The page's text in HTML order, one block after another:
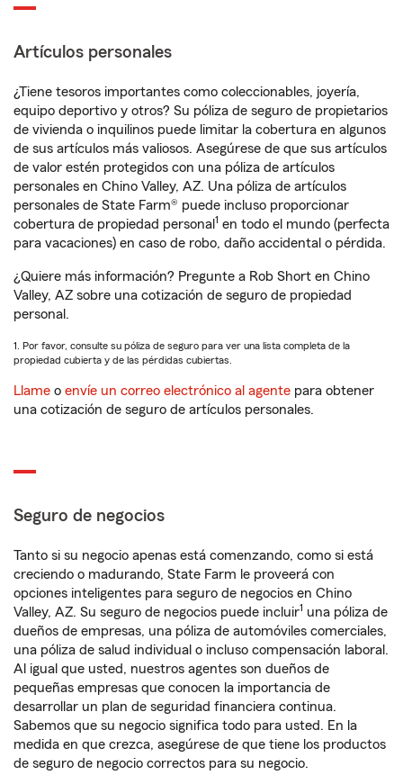
Artículos personales
¿Tiene tesoros importantes como coleccionables, joyería,
equipo deportivo y otros? Su póliza de seguro de propietarios
de vivienda o inquilinos puede limitar la cobertura en algunos
de sus artículos más valiosos. Asegúrese de que sus artículos
de valor estén protegidos con una póliza de artículos
personales en Chino Valley, AZ. Una póliza de artículos
personales de State Farm® puede incluso proporcionar
cobertura de propiedad personal 1 en todo el mundo (perfecta
para vacaciones) en caso de robo, daño accidental o pérdida.
¿Quiere más información? Pregunte a Rob Short en Chino
Valley, AZ sobre una cotización de seguro de propiedad
personal.
1. Por favor, consulte su póliza de seguro para ver una lista completa de la
propiedad cubierta y de las pérdidas cubiertas.
Llame o envíe un correo electrónico al agente para obtener
una cotización de seguro de artículos personales.
Seguro de negocios
Tanto si su negocio apenas está comenzando, como si está
creciendo o madurando, State Farm le proveerá con
opciones inteligentes para seguro de negocios en Chino
Valley, AZ. Su seguro de negocios puede incluir1 una póliza de
dueños de empresas, una póliza de automóviles comerciales,
una póliza de salud individual o incluso compensación laboral.
Al igual que usted, nuestros agentes son dueños de
pequeñas empresas que conocen la importancia de
desarrollar un plan de seguridad financiera continua.
Sabemos que su negocio significa todo para usted. En la
medida en que crezca, asegúrese de que tiene los productos
de seguro de negocio correctos para su negocio.